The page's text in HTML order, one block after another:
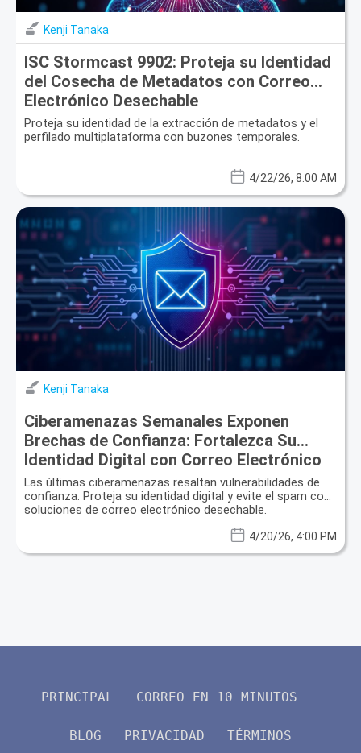
Kenji Tanaka
ISC Stormcast 9902: Proteja su Identidad
del Cosecha de Metadatos con Correo
Electrónico Desechable
Proteja su identidad de la extracción de metadatos y el
perfilado multiplataforma con buzones temporales.
4/22/26, 8:00 AM
Kenji Tanaka
Ciberamenazas Semanales Exponen
Brechas de Confianza: Fortalezca Su
Identidad Digital con Correo Electrónico
Desechable
Las últimas ciberamenazas resaltan vulnerabilidades de
confianza. Proteja su identidad digital y evite el spam con
soluciones de correo electrónico desechable.
4/20/26, 4:00 PM
PRINCIPAL CORREO EN 10 MINUTOS
BLOG PRIVACIDAD TÉRMINOS